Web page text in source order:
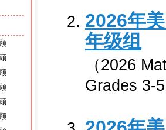
2026年
年级组
（2026
Grades 3-